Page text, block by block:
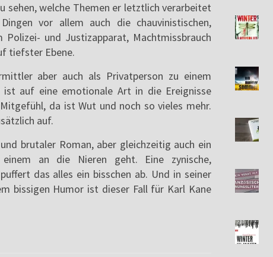
sehen, welche Themen er letztlich verarbeitet
vor allem auch die chauvinistischen,
und Justizapparat, Machtmissbrauch
tiefster Ebene.
aber auch als Privatperson zu einem
auf eine emotionale Art in die Ereignisse
da ist Wut und noch so vieles mehr.
auf.
brutaler Roman, aber gleichzeitig auch ein
an die Nieren geht. Eine zynische,
das alles ein bisschen ab. Und in seiner
bissigen Humor ist dieser Fall für Karl Kane